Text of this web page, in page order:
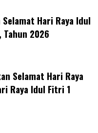
Hari Raya Idul
2026
Selamat Hari Raya
Raya Idul Fitri 1